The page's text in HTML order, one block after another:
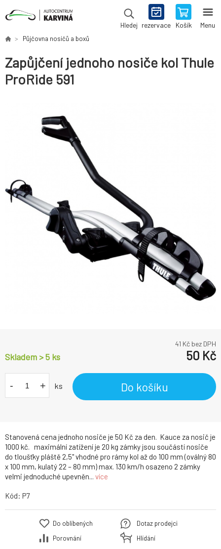
Hledej rezervace Košík Menu
Půjčovna nosičů a boxů
Zapůjčení jednoho nosiče kol Thule
ProRide 591
Stanovená cena jednoho nosiče je 50 Kč za den. Kauce za nosič je
1000 kč. maximální zatížení je 20 kg zámky jsou součástí nosiče
do tloušťky pláště 2,5" vhodné pro rámy kol až do 100 mm (oválný 80
x 100 mm, kulatý 22 – 80 mm) max. 130 km/h osazeno 2 zámky
velmi jednoduché upevněn... více
41 Kč bez DPH
Skladem > 5 ks 50 Kč
- + ks Do košíku
Kód: P7
Do oblíbených
Porovnání
Dotaz prodejci
Hlídání